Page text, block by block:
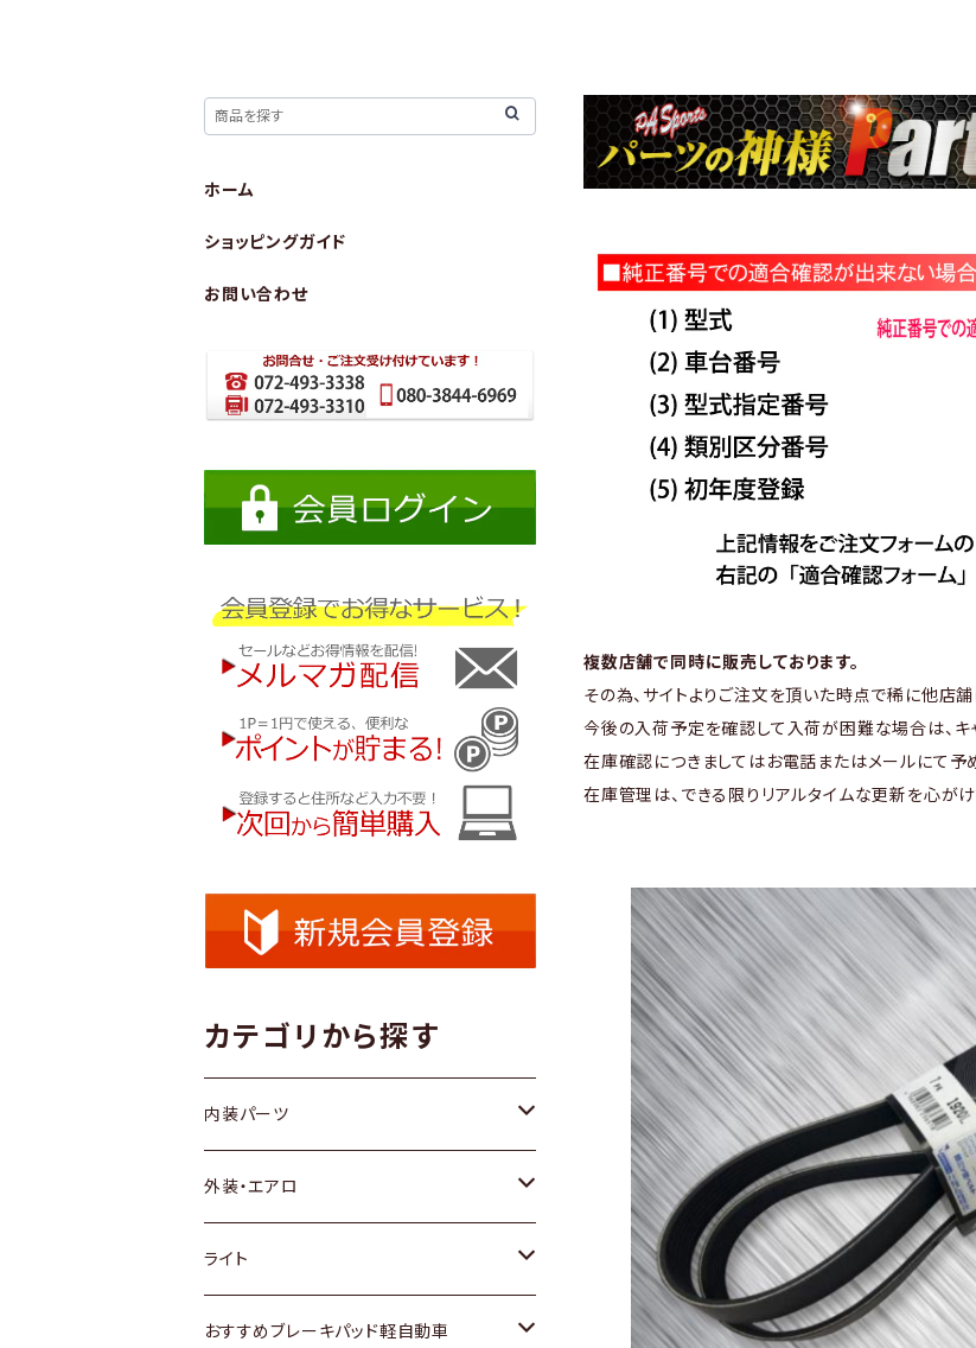
複数店舗で同時に販売しております。
その為、サイトよりご注文を頂いた時点で稀に他店
今後の入荷予定を確認して入荷が困難な場合は、キ
在庫確認につきましてはお電話またはメールにて予
在庫管理は、できる限りリアルタイムな更新を心が
ホーム
ショッピングガイド
お問い合わせ
カテゴリから探す
内装パーツ
トヨタ
ホンダ
スズキ
外装・エアロ
トヨタ
ホンダ
ライト
トヨタ
おすすめブレーキパッド軽自動車